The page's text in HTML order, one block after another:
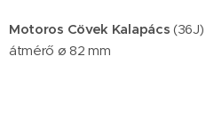
Motoros Cövek Kalapács
átmérő ø82 mm